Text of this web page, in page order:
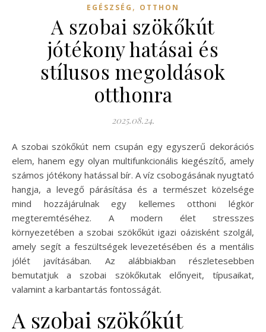
EGÉSZSÉG , OTTHON
A szobai szökőkút
jótékony hatásai és
stílusos megoldások
otthonra
2025.08.24.
A szobai szökőkút nem csupán egy egyszerű dekorációs
elem, hanem egy olyan multifunkcionális kiegészítő, amely
számos jótékony hatással bír. A víz csobogásának nyugtató
hangja, a levegő párásítása és a természet közelsége
mind hozzájárulnak egy kellemes otthoni légkör
megteremtéséhez. A modern élet stresszes
környezetében a szobai szökőkút igazi oázisként szolgál,
amely segít a feszültségek levezetésében és a mentális
jólét javításában. Az alábbiakban részletesebben
bemutatjuk a szobai szökőkutak előnyeit, típusaikat,
valamint a karbantartás fontosságát.
A szobai szökőkút